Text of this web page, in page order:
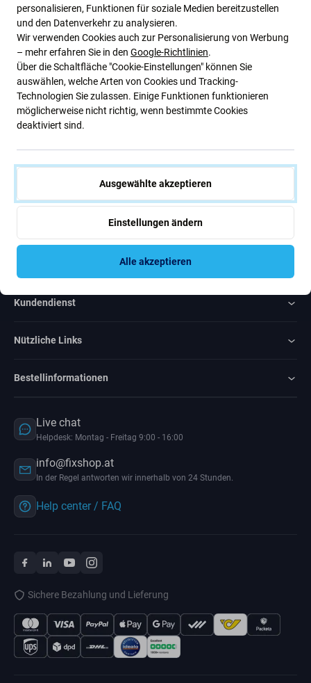
Newsletter-Fix
Abonnieren Sie den regelmäßigen Newsletter über Rabatte und
Neuigkeiten.
Abonnieren
Over1000reviews
Kundendienst
Nützliche Links
Bestellinformationen
Live chat
Helpdesk: Montag - Freitag 9:00 - 16:00
info@fixshop.at
In der Regel antworten wir innerhalb von 24 Stunden.
Help center / FAQ
Sichere Bezahlung und Lieferung
personalisieren, Funktionen für soziale Medien bereitzustellen
und den Datenverkehr zu analysieren.
Wir verwenden Cookies auch zur Personalisierung von Werbung
– mehr erfahren Sie in den Google-Richtlinien.
Über die Schaltfläche "Cookie-Einstellungen" können Sie
auswählen, welche Arten von Cookies und Tracking-
Technologien Sie zulassen. Einige Funktionen funktionieren
möglicherweise nicht richtig, wenn bestimmte Cookies
deaktiviert sind.
Ausgewählte akzeptieren
Einstellungen ändern
Alle akzeptieren